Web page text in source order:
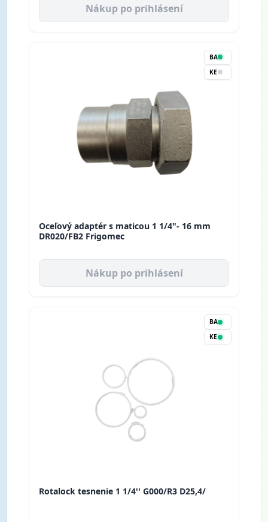
Nákup po prihlásení
BA
KE
Oceľový adaptér s maticou 1 1/4"- 16 mm
DR020/FB2 Frigomec
Nákup po prihlásení
BA
KE
Rotalock tesnenie 1 1/4'' G000/R3 D25,4/